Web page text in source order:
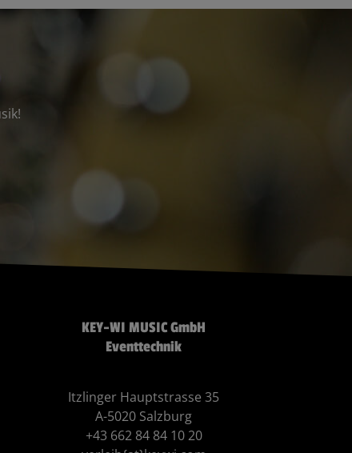
KEY-WI MUSIC GmbH
Eventtechnik
Itzlinger Hauptstrasse 35
A-5020 Salzburg
+43 662 84 84 10 20